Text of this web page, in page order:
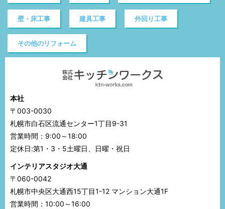
壁・床工事 建具工事 外回り工事
その他のリフォーム
本社
〒003-0030
札幌市白石区流通センター1丁目9-31
営業時間：9:00～18:00
定休日:第1・3・5土曜日、日曜・祝日
インテリアスタジオ大通
〒060-0042
札幌市中央区大通西15丁目1-12 マンション大通1F
営業時間：10:00～16:00